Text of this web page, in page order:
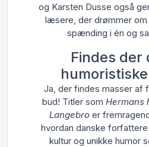
og Karsten Dusse også
læsere, der drømmer om
spænding i én og
Findes der
Ja, der findes masser af
bud! Titler som Hermans
Langebro er
hvordan danske
kultur og unikke humor